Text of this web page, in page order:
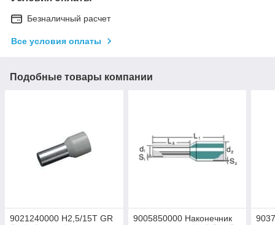
Безналичный расчет
Все условия оплаты
Подобные товары компании
9021240000 H2,5/15T GR
9005850000 Наконечник